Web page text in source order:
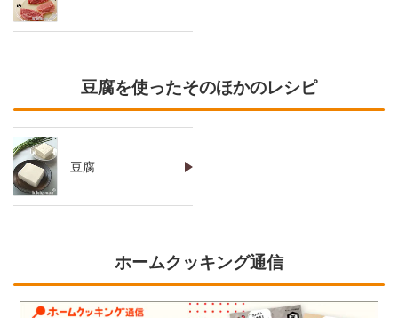
豆腐を使ったそのほかのレシピ
豆腐
ホームクッキング通信